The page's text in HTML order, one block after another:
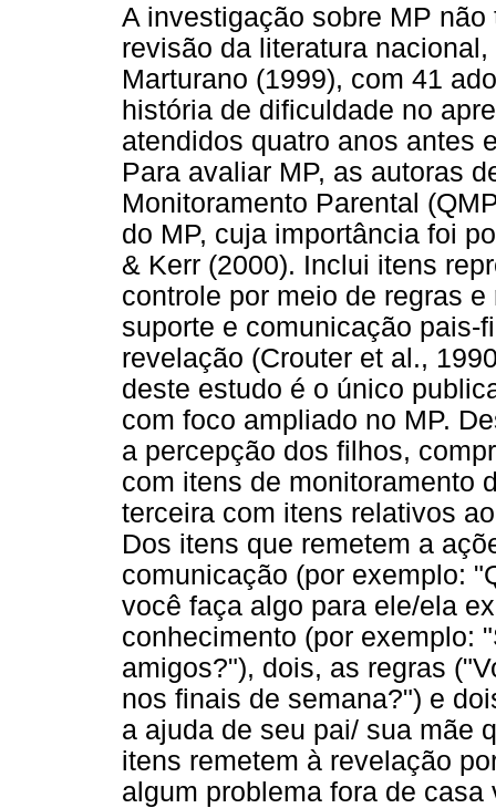
A investigação sobre MP
revisão da literatura
Marturano (1999), com 41
história de dificuldade no
atendidos quatro anos antes
Para avaliar MP, as autoras
Monitoramento Parental
do MP, cuja importância foi
& Kerr (2000). Inclui itens
controle por meio de regras
suporte e comunicação pais-
revelação (Crouter et al.,
deste estudo é o único
com foco ampliado no MP.
a percepção dos filhos,
com itens de monitoramento
terceira com itens relativos
Dos itens que remetem a
comunicação (por exemplo:
você faça algo para ele/ela
conhecimento (por exemplo:
amigos?"), dois, as regras
nos finais de semana?") e
a ajuda de seu pai/ sua mãe
itens remetem à revelação
algum problema fora de